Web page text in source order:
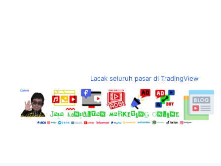
Lacak seluruh pasar di TradingView